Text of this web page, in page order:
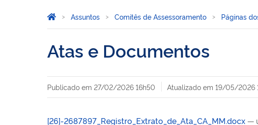
Você está aqui:
Página Inicial
Assuntos Comitês de Assessoramento Páginas
Atas e Documentos
Publicado em 27/02/2026 16h50 Atualizado em 19/05/2026
[26]-2687897_Registro_Extrato_de_Ata_CA_MM.docx —